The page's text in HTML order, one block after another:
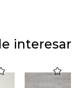
interesar
favorite favorite